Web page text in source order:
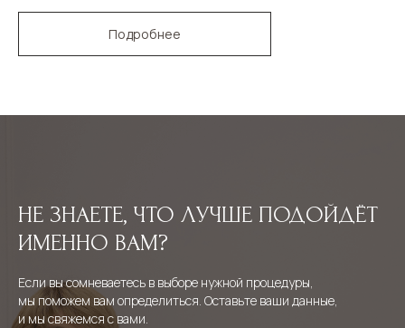
Подробнее
НЕ ЗНАЕТЕ, ЧТО ЛУЧШЕ ПОДОЙДЁТ
ИМЕННО ВАМ?
Если вы сомневаетесь в выборе нужной процедуры,
мы поможем вам определиться. Оставьте ваши данные,
и мы свяжемся с вами.